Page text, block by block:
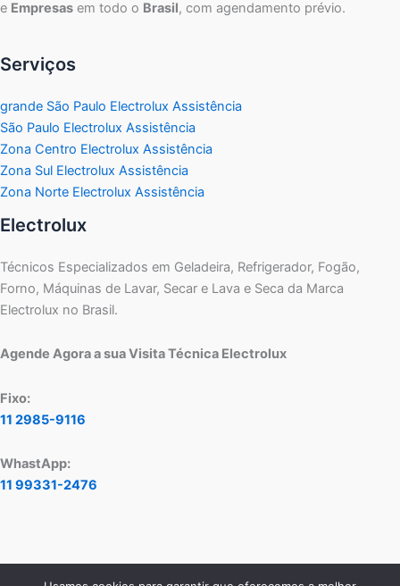
e Empresas em todo o Brasil, com agendamento prévio.
Serviços
grande São Paulo Electrolux Assistência
São Paulo Electrolux Assistência
Zona Centro Electrolux Assistência
Zona Sul Electrolux Assistência
Zona Norte Electrolux Assistência
Electrolux
Técnicos Especializados em Geladeira, Refrigerador, Fogão,
Forno, Máquinas de Lavar, Secar e Lava e Seca da Marca
Electrolux no Brasil.
Agende Agora a sua Visita Técnica Electrolux
Fixo:
11 2985-9116
WhastApp:
11 99331-2476